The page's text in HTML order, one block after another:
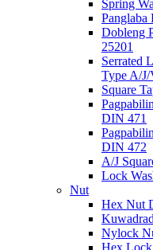
Spring
Dobleng
25201
Serrated
Type A/
Square
DIN 471
DIN 472
A/J
Lock
Nut
Hex Nut
Nylock
Hex